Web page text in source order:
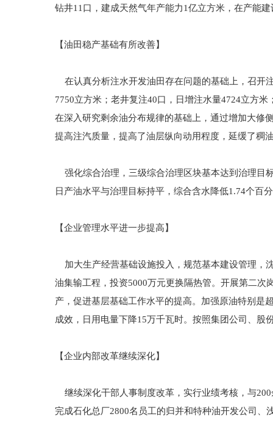
钻井11口，建成天然气年产能力1亿立方米，在产能
【油田稳产基础有所改善】
在认真分析注水开发油田存在问题的基础上，召开
7750立方米；老井复注40口，日增注水量4724立方
在深入研究剩余油分布规律的基础上，通过增加大修
提高注汽质量，提高了油层纵向动用程度，延缓了稠
强化综合治理，三级综合治理区块基本达到治理目
日产油水平与治理目标持平，综合含水降低1.74个百
【企业管理水平进一步提高】
加大生产经营基础设施投入，规范基本建设管理，
油集输工程，投资5000万元更换隔热管。开展第二
产，促进基层基础工作水平的提高。加强原油特别是
成效，日用电量下降15万千瓦时。按照集团公司、
【企业内部改革继续深化】
继续深化干部人事制度改革，实行业绩考核，与
完成石化总厂2800名员工的归并和特种油开发公司